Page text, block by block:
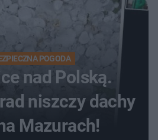
POGODA
nad Polską.
niszczy dachy
Mazurach!